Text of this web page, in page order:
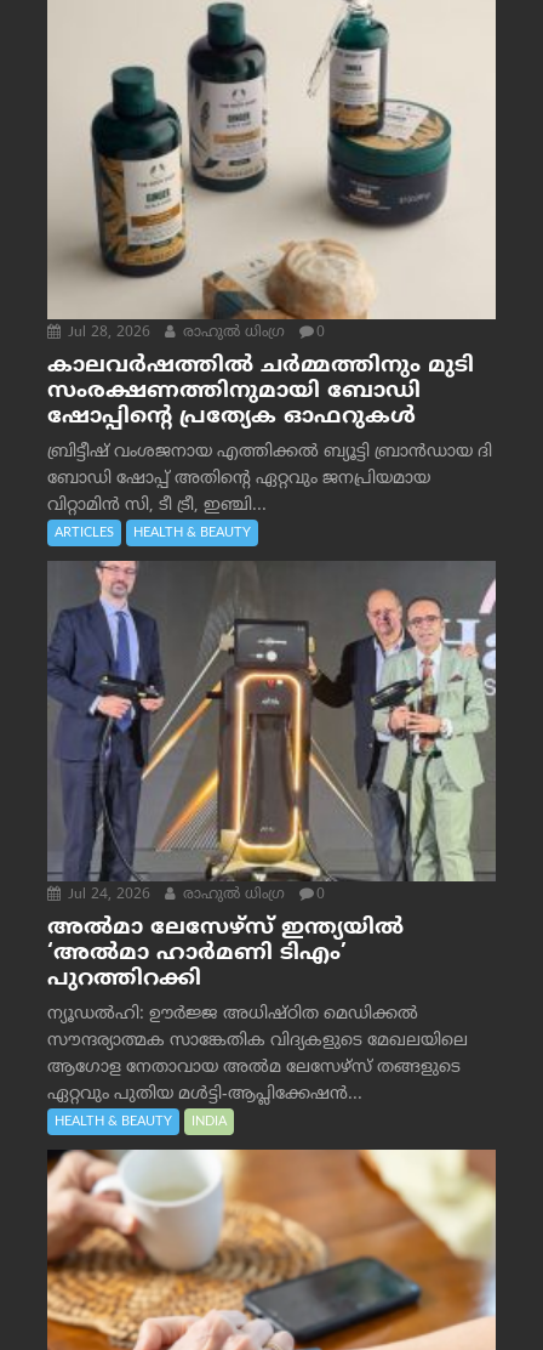
Jul 28, 2026 രാഹുല്‍ ധിംഗ്ര 0
കാലവർഷത്തിൽ ചർമ്മത്തിനും മുടി
സംരക്ഷണത്തിനുമായി ബോഡി
ഷോപ്പിന്റെ പ്രത്യേക ഓഫറുകൾ
ബ്രിട്ടീഷ് വംശജനായ എത്തിക്കൽ ബ്യൂട്ടി ബ്രാൻഡായ ദി
ബോഡി ഷോപ്പ് അതിന്റെ ഏറ്റവും ജനപ്രിയമായ
വിറ്റാമിൻ സി, ടീ ട്രീ, ഇഞ്ചി...
ARTICLES HEALTH & BEAUTY
Jul 24, 2026 രാഹുല്‍ ധിംഗ്ര 0
അൽമാ ലേസേഴ്സ് ഇന്ത്യയിൽ
‘അൽമാ ഹാർമണി ടിഎം’
പുറത്തിറക്കി
ന്യൂഡൽഹി: ഊർജ്ജ അധിഷ്ഠിത മെഡിക്കൽ
സൗന്ദര്യാത്മക സാങ്കേതിക വിദ്യകളുടെ മേഖലയിലെ
ആഗോള നേതാവായ അൽമ ലേസേഴ്സ് തങ്ങളുടെ
ഏറ്റവും പുതിയ മൾട്ടി-ആപ്ലിക്കേഷൻ...
HEALTH & BEAUTY INDIA